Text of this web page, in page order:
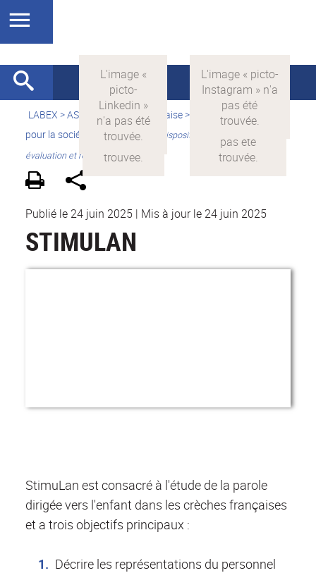
LABEX >ASLAN > Version française>
La science avec et
pour la société
Valorisation
Dispositifs de sensibilisation,
évaluation et remédiation
Publié le 24 juin 2025 | Mis à jour le 24 juin 2025
STIMULAN
StimuLan est consacré à l'étude de la parole
dirigée vers l'enfant dans les crèches françaises
et a trois objectifs principaux :
Décrire les représentations du personnel